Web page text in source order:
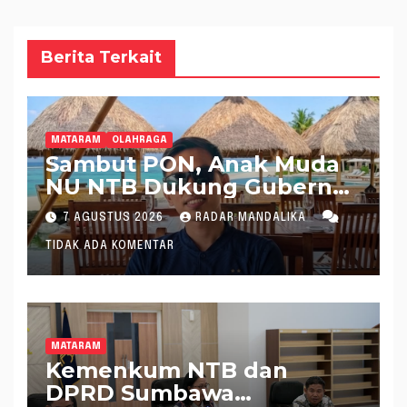
Berita Terkait
MATARAM OLAHRAGA
Sambut PON, Anak Muda
NU NTB Dukung Gubernur
Pimpin KONI NTB
7 AGUSTUS 2026 RADAR MANDALIKA
TIDAK ADA KOMENTAR
MATARAM
Kemenkum NTB dan
DPRD Sumbawa